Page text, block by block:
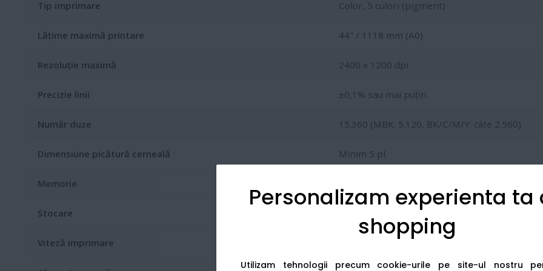
Personalizam experienta ta
shopping
Utilizam tehnologii precum cookie-urile pe site-ul nostru
Tip imprimare Color, 5 culori (pigment)
Lățime maximă printare 44" / 1118 mm (A0)
Rezoluție maximă 2400 x 1200 dpi
Precizie linii ±0,1% sau mai puțin
Număr duze 15.360 (MBK: 5.120, BK/C/M/Y: câte 2.560)
Dimensiune picătură cerneală Minim 5 pl
Memorie
Stocare Hard disk 500 GB (criptat)
Viteză imprimare A1 CAD: până la aprox. 3,3 pagini/min